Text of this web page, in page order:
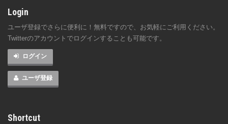
Login
ユーザ登録でさらに便利に！無料ですので、お気軽にご利用ください。
Twitterのアカウントでログインすることも可能です。
ログイン
ユーザ登録
Shortcut